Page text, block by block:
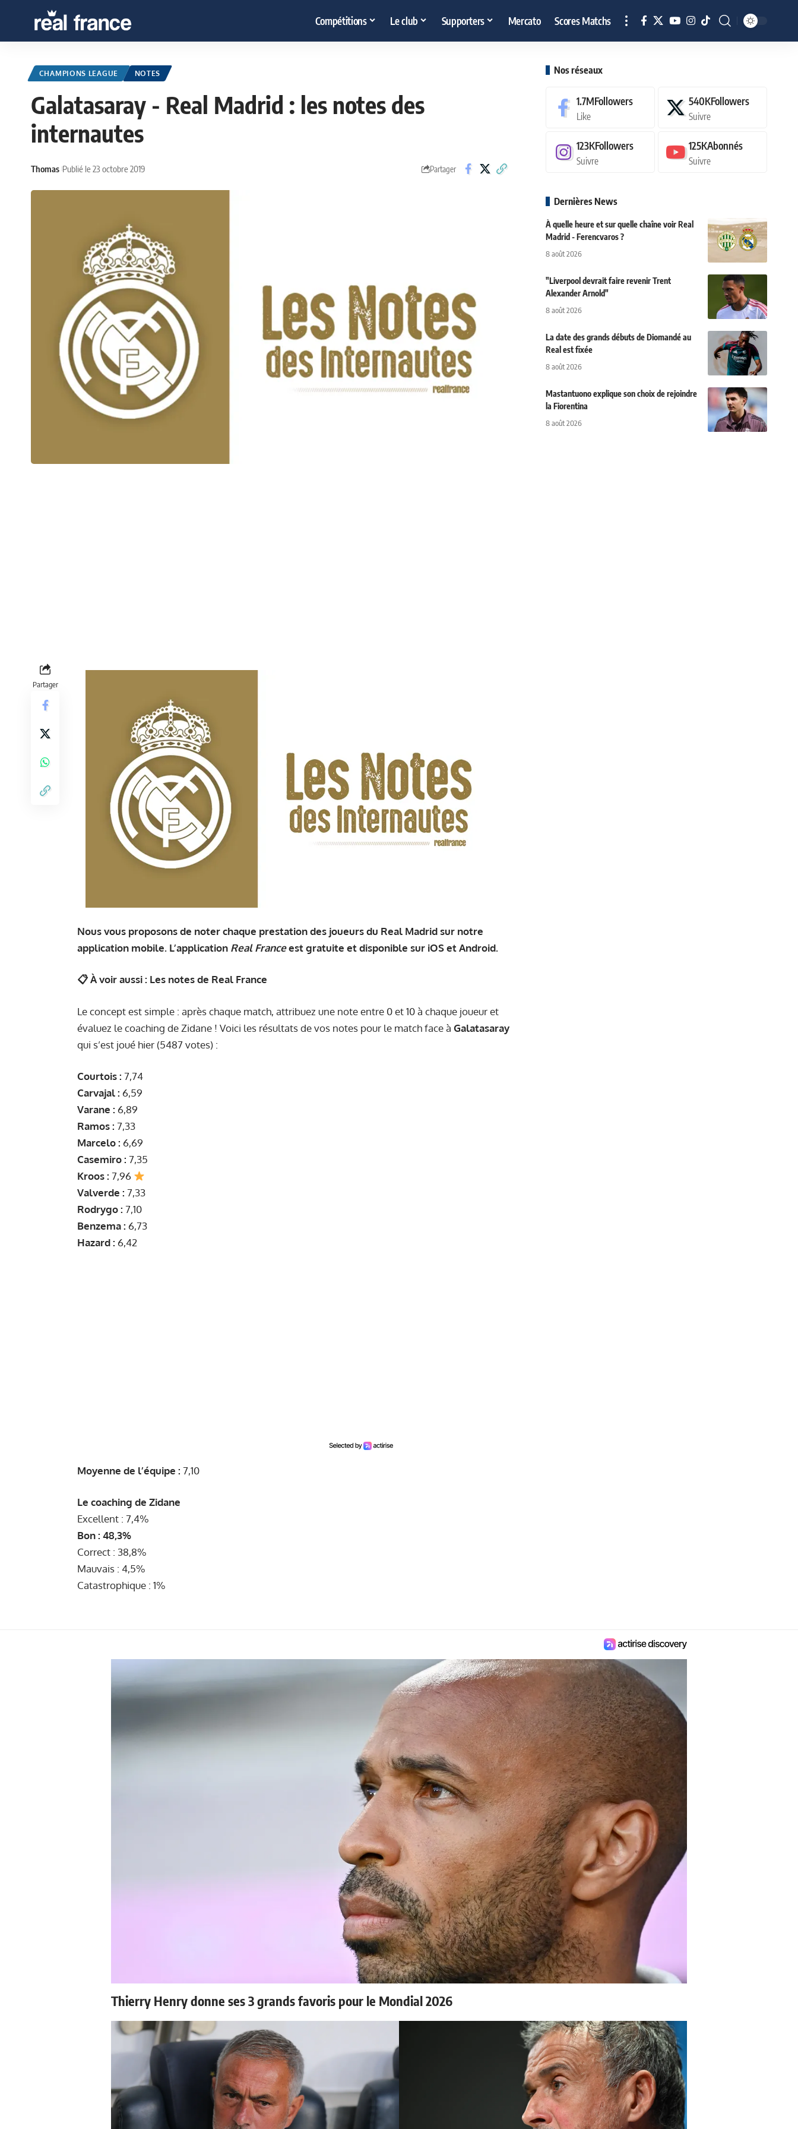
Compétitions Le club Supporters Mercato Scores Matchs
CHAMPIONS LEAGUE NOTES
Galatasaray - Real Madrid : les notes des
internautes
Thomas Publié le 23 octobre 2019 Partager
Partager
Nous vous proposons de noter chaque prestation des joueurs du Real Madrid sur notre
application mobile. L’application Real Franceest gratuite et disponible sur iOSetAndroid.
📋 À voir aussi : Les notes de Real France
Le concept est simple : après chaque match, attribuez une note entre 0 et 10 à chaque joueur et
évaluez le coaching de Zidane ! Voici les résultats de vos notes pour le match face à Galatasaray
qui s’est joué hier (5487 votes) :
Courtois : 7,74
Carvajal : 6,59
Varane : 6,89
Ramos : 7,33
Marcelo : 6,69
Casemiro : 7,35
Kroos : 7,96
Valverde : 7,33
Rodrygo : 7,10
Benzema : 6,73
Hazard : 6,42
Moyenne de l’équipe : 7,10
Le coaching de Zidane
Excellent : 7,4%
Bon : 48,3%
Correct : 38,8%
Mauvais : 4,5%
Catastrophique : 1%
Nos réseaux
1.7MFollowers
Like
540KFollowers
Suivre
123KFollowers
Suivre
125KAbonnés
Suivre
Dernières News
À quelle heure et sur quelle chaîne voir Real
Madrid - Ferencvaros ?
8 août 2026
"Liverpool devrait faire revenir Trent
Alexander Arnold"
8 août 2026
La date des grands débuts de Diomandé au
Real est fixée
8 août 2026
Mastantuono explique son choix de rejoindre
la Fiorentina
8 août 2026
Thierry Henry donne ses 3 grands favoris pour le Mondial 2026